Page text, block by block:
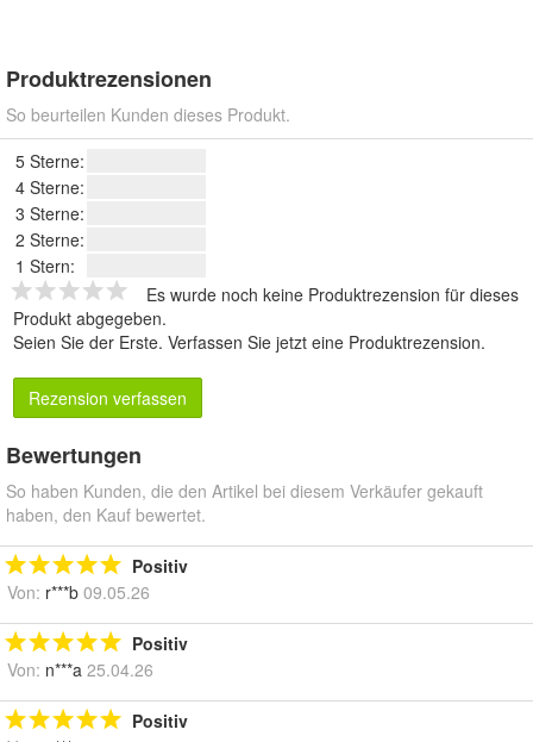
Produktrezensionen
So beurteilen Kunden dieses Produkt.
5 Sterne:
4 Sterne:
3 Sterne:
2 Sterne:
1 Stern:
Es wurde noch keine Produktrezension für dieses
Produkt abgegeben.
Seien Sie der Erste. Verfassen Sie jetzt eine Produktrezension.
Rezension verfassen
Bewertungen
So haben Kunden, die den Artikel bei diesem Verkäufer gekauft
haben, den Kauf bewertet.
Positiv
Von: r***b 09.05.26
Positiv
Von: n***a 25.04.26
Positiv